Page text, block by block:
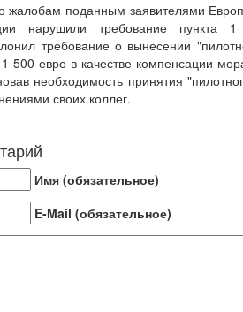
жалобам поданным заявителями
нарушили требование
требование о вынесении
500 евро в качестве компенсации
необходимость принятия
своих коллег.
Имя (обязательное)
E-Mail (обязательное)